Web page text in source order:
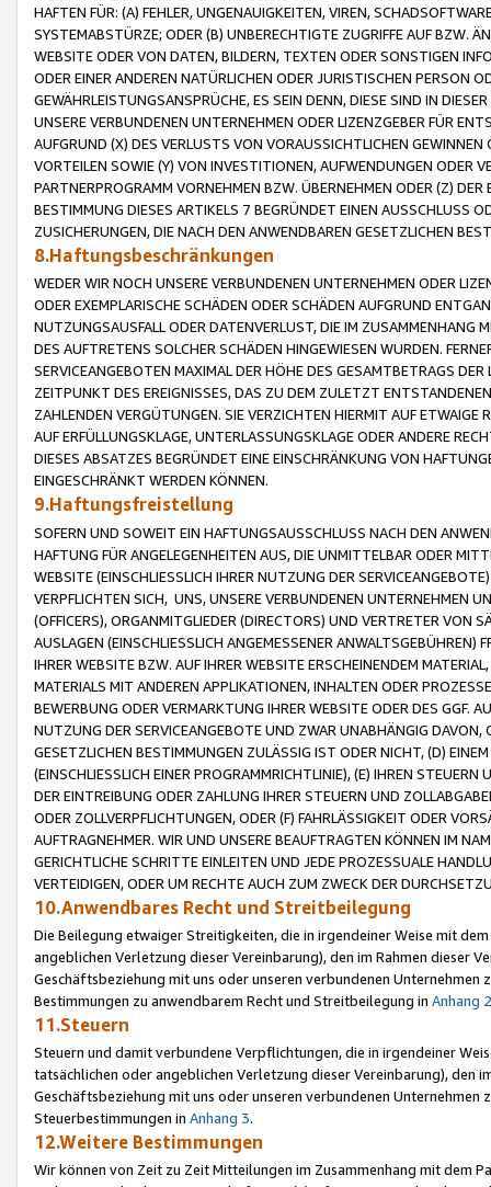
HAFTEN FÜR: (A) FEHLER, UNGENAUIGKEITEN, VIREN,
SYSTEMABSTÜRZE; ODER (B) UNBERECHTIGTE ZUGRIFFE AUF BZW.
WEBSITE ODER VON DATEN, BILDERN, TEXTEN ODER SONSTIGEN
ODER EINER ANDEREN NATÜRLICHEN ODER JURISTISCHEN PERSON
GEWÄHRLEISTUNGSANSPRÜCHE, ES SEIN DENN, DIESE SIND IN
UNSERE VERBUNDENEN UNTERNEHMEN ODER LIZENZGEBER FÜR
AUFGRUND (X) DES VERLUSTS VON VORAUSSICHTLICHEN
VORTEILEN SOWIE (Y) VON INVESTITIONEN, AUFWENDUNGEN ODER
PARTNERPROGRAMM VORNEHMEN BZW. ÜBERNEHMEN ODER (Z)
BESTIMMUNG DIESES ARTIKELS 7 BEGRÜNDET EINEN AUSSCHLUSS
ZUSICHERUNGEN, DIE NACH DEN ANWENDBAREN GESETZLICHEN
8.Haftungsbeschränkungen
WEDER WIR NOCH UNSERE VERBUNDENEN UNTERNEHMEN ODER
ODER EXEMPLARISCHE SCHÄDEN ODER SCHÄDEN AUFGRUND
NUTZUNGSAUSFALL ODER DATENVERLUST, DIE IM ZUSAMMENHANG
DES AUFTRETENS SOLCHER SCHÄDEN HINGEWIESEN WURDEN.
SERVICEANGEBOTEN MAXIMAL DER HÖHE DES GESAMTBETRAGS
ZEITPUNKT DES EREIGNISSES, DAS ZU DEM ZULETZT
ZAHLENDEN VERGÜTUNGEN. SIE VERZICHTEN HIERMIT AUF
AUF ERFÜLLUNGSKLAGE, UNTERLASSUNGSKLAGE ODER ANDERE
DIESES ABSATZES BEGRÜNDET EINE EINSCHRÄNKUNG VON
EINGESCHRÄNKT WERDEN KÖNNEN.
9.Haftungsfreistellung
SOFERN UND SOWEIT EIN HAFTUNGSAUSSCHLUSS NACH DEN
HAFTUNG FÜR ANGELEGENHEITEN AUS, DIE UNMITTELBAR ODER
WEBSITE (EINSCHLIESSLICH IHRER NUTZUNG DER
VERPFLICHTEN SICH, UNS, UNSERE VERBUNDENEN UNTERNEHMEN
(OFFICERS), ORGANMITGLIEDER (DIRECTORS) UND VERTRETER VON
AUSLAGEN (EINSCHLIESSLICH ANGEMESSENER
IHRER WEBSITE BZW. AUF IHRER WEBSITE ERSCHEINENDEM
MATERIALS MIT ANDEREN APPLIKATIONEN, INHALTEN ODER
BEWERBUNG ODER VERMARKTUNG IHRER WEBSITE ODER DES GGF.
NUTZUNG DER SERVICEANGEBOTE UND ZWAR UNABHÄNGIG
GESETZLICHEN BESTIMMUNGEN ZULÄSSIG IST ODER NICHT, (D)
(EINSCHLIESSLICH EINER PROGRAMMRICHTLINIE), (E) IHREN
DER EINTREIBUNG ODER ZAHLUNG IHRER STEUERN UND
ODER ZOLLVERPFLICHTUNGEN, ODER (F) FAHRLÄSSIGKEIT ODER
AUFTRAGNEHMER. WIR UND UNSERE BEAUFTRAGTEN KÖNNEN IM
GERICHTLICHE SCHRITTE EINLEITEN UND JEDE PROZESSUALE
VERTEIDIGEN, ODER UM RECHTE AUCH ZUM ZWECK DER
10.Anwendbares Recht und Streitbeilegung
Die Beilegung etwaiger Streitigkeiten, die in irgendeiner Weise mit
angeblichen Verletzung dieser Vereinbarung), den im Rahmen dieser
Geschäftsbeziehung mit uns oder unseren verbundenen
Bestimmungen zu anwendbarem Recht und Streitbeilegung in Anhang 2
11.Steuern
Steuern und damit verbundene Verpflichtungen, die in irgendeiner
tatsächlichen oder angeblichen Verletzung dieser Vereinbarung), den
Geschäftsbeziehung mit uns oder unseren verbundenen
Steuerbestimmungen in Anhang 3.
12.Weitere Bestimmungen
Wir können von Zeit zu Zeit Mitteilungen im Zusammenhang mit dem